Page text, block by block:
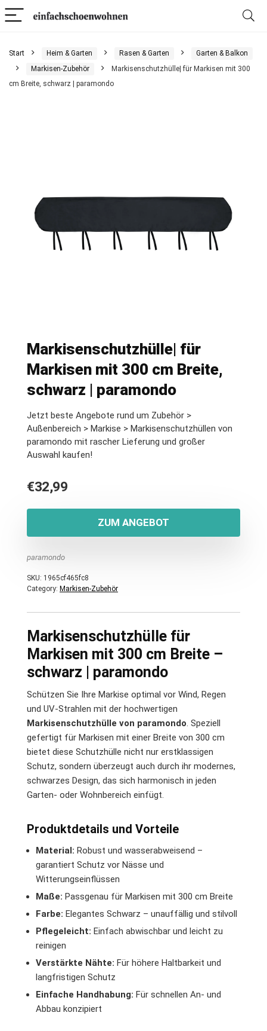
Start Heim & Garten Rasen & Garten
Garten & Balkon
Markisen-Zubehör
Markisenschutzhülle| für Markisen mit 300
cm Breite, schwarz | paramondo
Markisenschutzhülle| für
Markisen mit 300 cm Breite,
schwarz | paramondo
Jetzt beste Angebote rund um Zubehör >
Außenbereich > Markise > Markisenschutzhüllen von
paramondo mit rascher Lieferung und großer
Auswahl kaufen!
€32,99
ZUM ANGEBOT
paramondo
SKU: 1965cf465fc8
Category: Markisen-Zubehör
Markisenschutzhülle für
Markisen mit 300 cm Breite –
schwarz | paramondo
Schützen Sie Ihre Markise optimal vor Wind, Regen
und UV-Strahlen mit der hochwertigen
Markisenschutzhülle von paramondo. Speziell
gefertigt für Markisen mit einer Breite von 300 cm
bietet diese Schutzhülle nicht nur erstklassigen
Schutz, sondern überzeugt auch durch ihr modernes,
schwarzes Design, das sich harmonisch in jeden
Garten- oder Wohnbereich einfügt.
Produktdetails und Vorteile
Material: Robust und wasserabweisend –
garantiert Schutz vor Nässe und
Witterungseinflüssen
Maße: Passgenau für Markisen mit 300 cm Breite
Farbe: Elegantes Schwarz – unauffällig und stilvoll
Pflegeleicht: Einfach abwischbar und leicht zu
reinigen
Verstärkte Nähte: Für höhere Haltbarkeit und
langfristigen Schutz
Einfache Handhabung: Für schnellen An- und
Abbau konzipiert